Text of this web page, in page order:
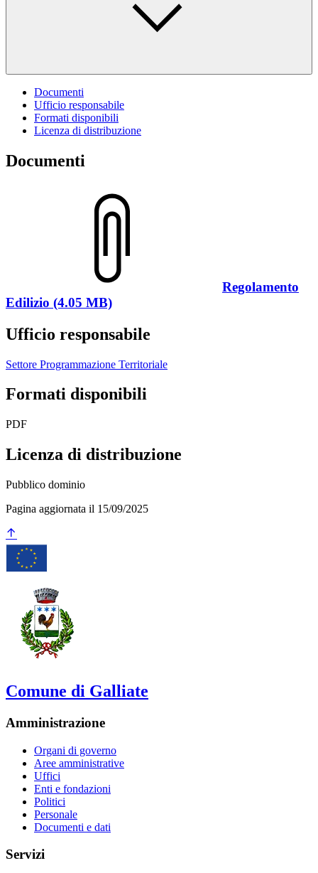
Documenti
Ufficio responsabile
Formati disponibili
Licenza di distribuzione
Documenti
Regolamento
Edilizio (4.05 MB)
Ufficio responsabile
Settore Programmazione Territoriale
Formati disponibili
PDF
Licenza di distribuzione
Pubblico dominio
Pagina aggiornata il 15/09/2025
Comune di Galliate
Amministrazione
Organi di governo
Aree amministrative
Uffici
Enti e fondazioni
Politici
Personale
Documenti e dati
Servizi